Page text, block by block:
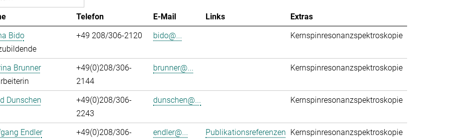
Telefon E-Mail Links
Extras
Bido
+49 208/306-2120 bido@... Kernspinresonanzspektroskopie
Brunner
+49(0)208/306-
2144
brunner@... Kernspinresonanzspektroskopie
Dunschen
+49(0)208/306-
2243
dunschen@... Kernspinresonanzspektroskopie
Endler
+49(0)208/306-
endler@... Publikationsreferenzen Kernspinresonanzspektroskopie